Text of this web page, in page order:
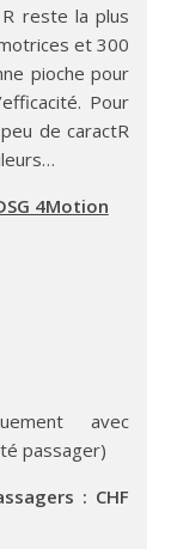
R reste la plus
et 300
pioche pour
Pour
de caractR
4Motion
avec
passager)
: CHF